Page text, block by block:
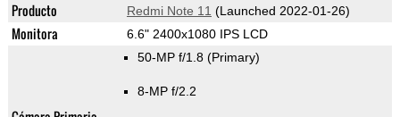
Producto Redmi Note 11 (Launched 2022-01-26)
Monitora 6.6" 2400x1080 IPS LCD
50-MP f/1.8 (Primary)
8-MP f/2.2